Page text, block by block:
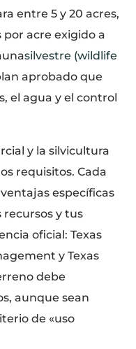
entre 5 y 20 acres,
acre exigido a
silvestre (wildlife
aprobado que
el agua y el control
y la silvicultura
requisitos. Cada
específicas
y tus
oficial: Texas
y Texas
debe
aunque sean
de «uso